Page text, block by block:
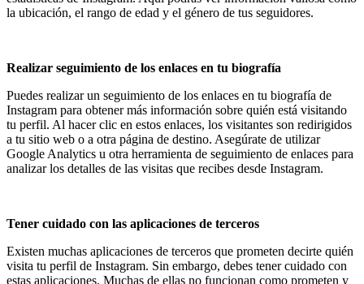
la ubicación, el rango de edad y el género de tus seguidores.
Realizar seguimiento de los enlaces en tu biografía
Puedes realizar un seguimiento de los enlaces en tu biografía de
Instagram para obtener más información sobre quién está visitando
tu perfil. Al hacer clic en estos enlaces, los visitantes son redirigidos
a tu sitio web o a otra página de destino. Asegúrate de utilizar
Google Analytics u otra herramienta de seguimiento de enlaces para
analizar los detalles de las visitas que recibes desde Instagram.
Tener cuidado con las aplicaciones de terceros
Existen muchas aplicaciones de terceros que prometen decirte quién
visita tu perfil de Instagram. Sin embargo, debes tener cuidado con
estas aplicaciones. Muchas de ellas no funcionan como prometen y